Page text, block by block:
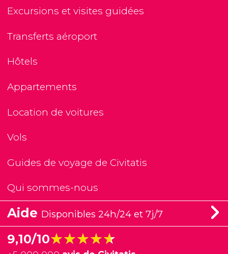
Excursions et visites guidées
Transferts aéroport
Hôtels
Appartements
Location de voitures
Vols
Guides de voyage de Civitatis
Qui sommes-nous
Aide Disponibles 24h/24 et 7j/7
9,10/10★★★★★
★★★★★